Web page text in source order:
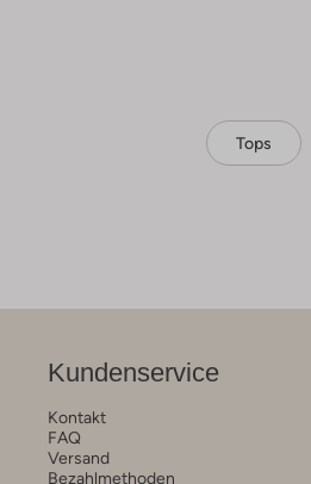
Tops
Kundenservice
Kontakt
FAQ
Versand
Bezahlmethoden